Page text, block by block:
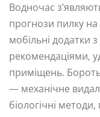
Водночас
прогнози пилку на
мобільні додатки
рекомендаціями,
приміщень.
— механічне
біологічні методи,